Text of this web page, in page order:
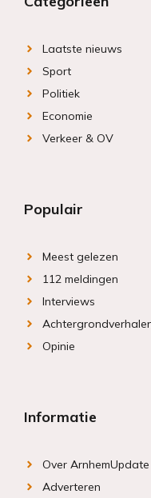
Laatste nieuws
Sport
Politiek
Economie
Verkeer & OV
Populair
Meest gelezen
112 meldingen
Interviews
Opinie
Informatie
Over ArnhemUpdate
Adverteren